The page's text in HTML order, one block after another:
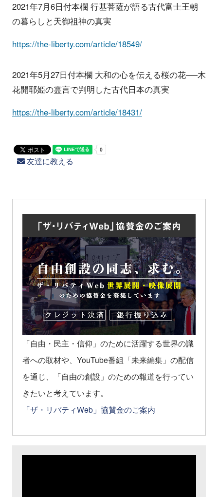
2021年7月6日付本欄 行基菩薩が語る古代富士王朝
の暮らしと天御祖神の真実
https://the-liberty.com/article/18549/
2021年5月27日付本欄 大和の心を伝える桜の花──木
花開耶姫の霊言で判明した古代日本の真実
https://the-liberty.com/article/18431/
友達に教える
「自由・民主・信仰」のために活躍する世界の識
者への取材や、YouTube番組「未来編集」の配信
を通じ、「自由の創設」のための報道を行ってい
きたいと考えています。
「ザ・リバティWeb」協賛金のご案内